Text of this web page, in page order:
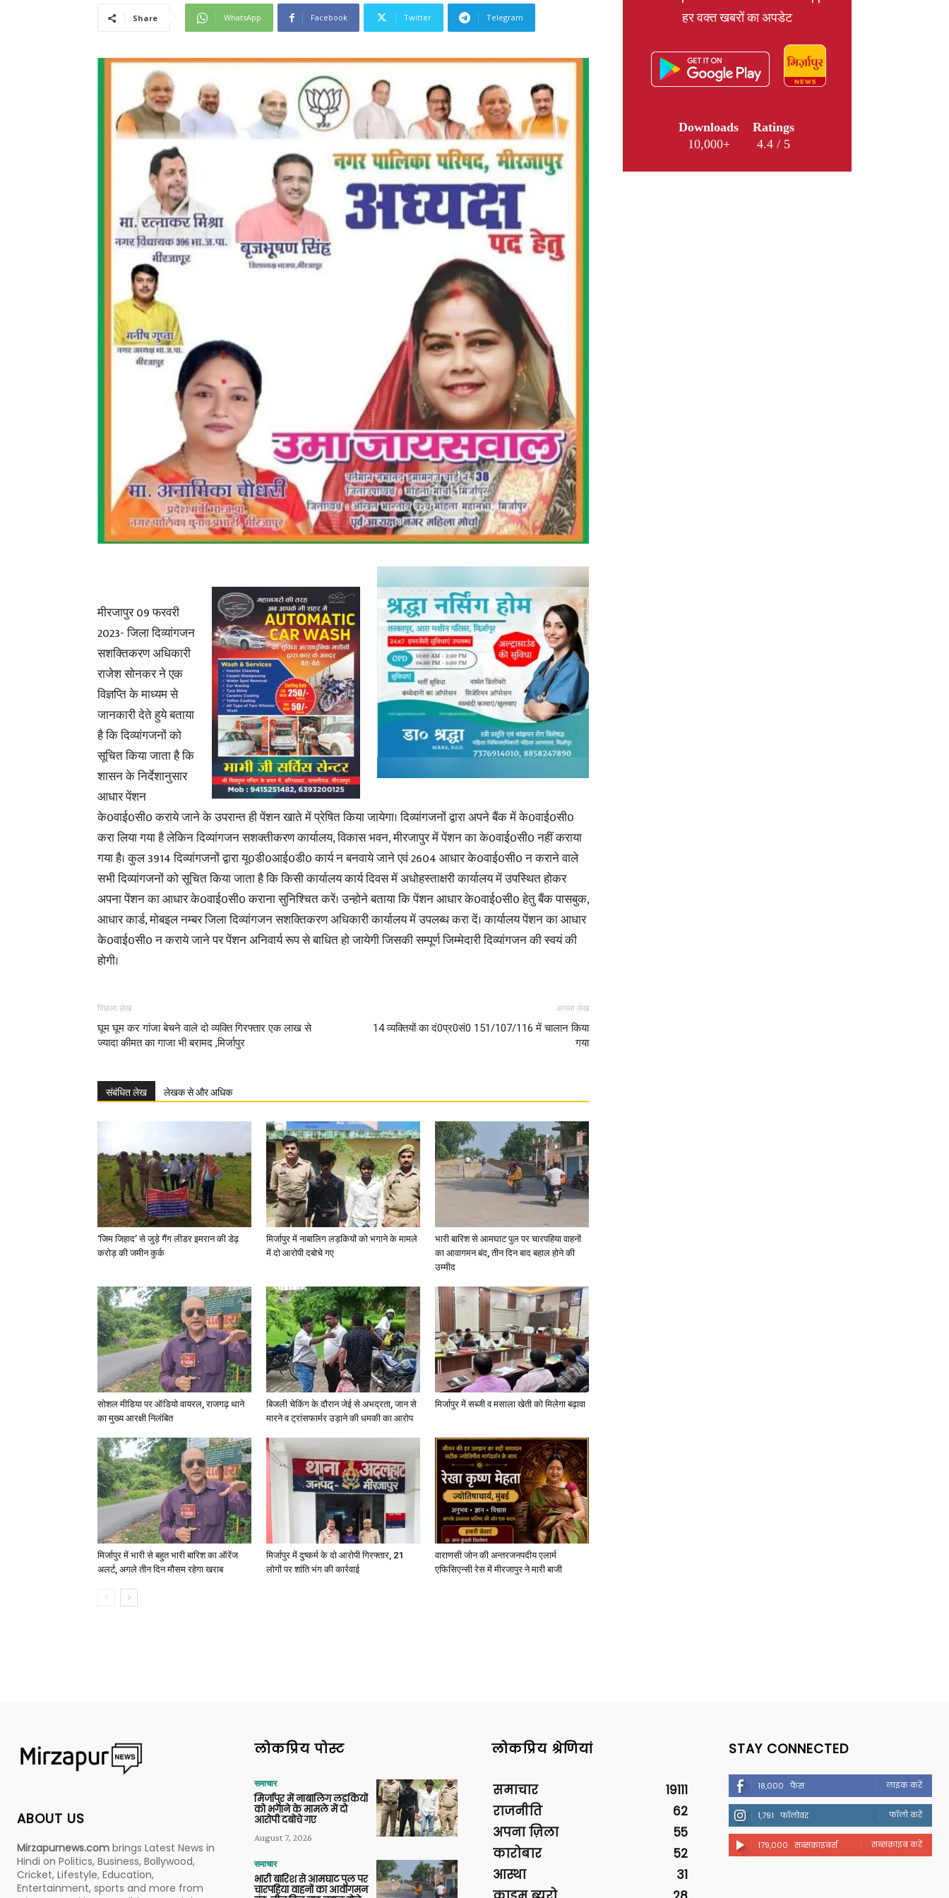
Latest
News
in
Hindi,
Today
Hindi
News
Paper
Share WhatsApp Facebook Twitter Telegram
मीरजापुर 09 फरवरी
2023- जिला दिव्यांगजन
सशक्तिकरण अधिकारी
राजेश सोनकर ने एक
विज्ञप्ति के माध्यम से
जानकारी देते हुये बताया
है कि दिव्यांगजनों को
सूचित किया जाता है कि
शासन के निर्देशानुसार
आधार पेंशन
के0वाई0सी0 कराये जाने के उपरान्त ही पेंशन खाते में प्रेषित किया जायेगा। दिव्यांगजनों द्वारा अपने बैंक में के0वाई0सी0
करा लिया गया है लेकिन दिव्यांगजन सशक्तीकरण कार्यालय, विकास भवन, मीरजापुर में पेंशन का के0वाई0सी0 नहीं कराया
गया है। कुल 3914 दिव्यांगजनों द्वारा यू0डी0आई0डी0 कार्य न बनवाये जाने एवं 2604 आधार के0वाई0सी0 न कराने वाले
सभी दिव्यांगजनों को सूचित किया जाता है कि किसी कार्यालय कार्य दिवस में अधोहस्ताक्षरी कार्यालय में उपस्थित होकर
अपना पेंशन का आधार के0वाई0सी0 कराना सुनिश्चित करें। उन्होने बताया कि पेंशन आधार के0वाई0सी0 हेतु बैंक पासबुक,
आधार कार्ड, मोबइल नम्बर जिला दिव्यांगजन सशक्तिकरण अधिकारी कार्यालय में उपलब्ध करा दें। कार्यालय पेंशन का आधार
के0वाई0सी0 न कराये जाने पर पेंशन अनिवार्य रूप से बाधित हो जायेगी जिसकी सम्पूर्ण जिम्मेदारी दिव्यांगजन की स्वयं की
होगी।
पिछला लेख
घूम घूम कर गांजा बेचने वाले दो व्यक्ति गिरफ्तार एक लाख से
ज्यादा कीमत का गाजा भी बरामद ,मिर्जापुर
अगला लेख
14 व्यक्तियों का दं0प्र0सं0 151/107/116 में चालान किया
गया
संबंधित लेख लेखक से और अधिक
‘जिम जिहाद’ से जुड़े गैंग लीडर इमरान की डेढ़
करोड़ की जमीन कुर्क
मिर्जापुर में नाबालिग लड़कियों को भगाने के मामले
में दो आरोपी दबोचे गए
भारी बारिश से आमघाट पुल पर चारपहिया वाहनों
का आवागमन बंद, तीन दिन बाद बहाल होने की
उम्मीद
सोशल मीडिया पर ऑडियो वायरल, राजगढ़ थाने
का मुख्य आरक्षी निलंबित
बिजली चेकिंग के दौरान जेई से अभद्रता, जान से
मारने व ट्रांसफार्मर उड़ाने की धमकी का आरोप
मिर्जापुर में सब्जी व मसाला खेती को मिलेगा बढ़ावा
मिर्जापुर में भारी से बहुत भारी बारिश का ऑरेंज
अलर्ट, अगले तीन दिन मौसम रहेगा खराब
मिर्जापुर में दुष्कर्म के दो आरोपी गिरफ्तार, 21
लोगों पर शांति भंग की कार्रवाई
वाराणसी जोन की अन्तरजनपदीय एलार्म
एफिसिएन्सी रेस में मीरजापुर ने मारी बाजी
हर वक्त खबरों का अपडेट
Downloads
10,000+
Ratings
4.4 / 5
ABOUT US
Mirzapurnews.com brings Latest News in
Hindi on Politics, Business, Bollywood,
Cricket, Lifestyle, Education,
Entertainment, sports and more from
लोकप्रिय पोस्ट
समाचार
मिर्जापुर में नाबालिग लड़कियों
को भगाने के मामले में दो
आरोपी दबोचे गए
August 7, 2026
समाचार
भारी बारिश से आमघाट पुल पर
चारपहिया वाहनों का आवागमन
लोकप्रिय श्रेणियां
समाचार
19111
राजनीति
62
अपना ज़िला
55
कारोबार
52
आस्था
31
STAY CONNECTED
18,000 फैंस लाइक करें
1,791 फॉलोवर फॉलो करें
179,000 सब्सक्राइबर्स सब्सक्राइब करें